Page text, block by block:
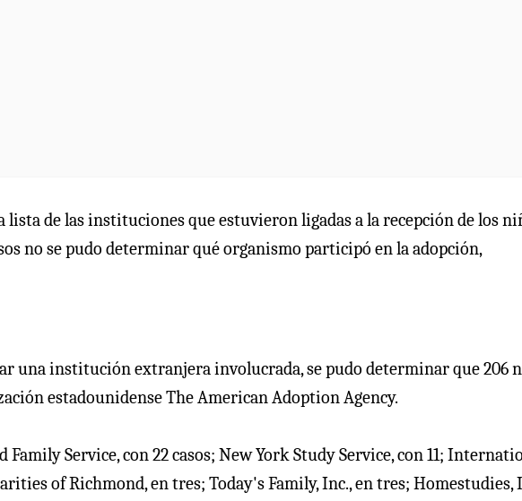
de las instituciones que estuvieron ligadas a la recepción de los
no se pudo determinar qué organismo participó en la adopción,
una institución extranjera involucrada, se pudo determinar que 206
estadounidense The American Adoption Agency.
Service, con 22 casos; New York Study Service, con 11;
of Richmond, en tres; Today's Family, Inc., en tres; Homestudies,